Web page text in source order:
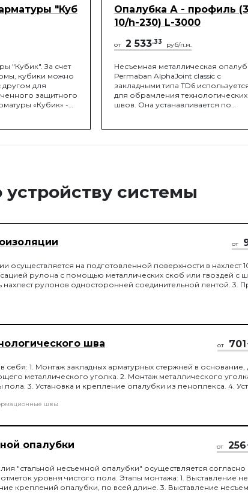
"Куб
"Кубик". За счет
кубики можно
другом для
защитного
«Кубик» -
корпуса
Опалубка А - профиль
10/h-230) L-3000
от 2 533.33 руб/п.м.
Несъемная металлическая
Permaban AlphaJoint classic с
закладными типа TD6
для обрамления технологических
швов. Она устанавливается по
соседними бетонными плитами и
обеспечивает движение плит
системы
от
осуществляется на подготовленной поверхности в нахлест
рулона с помощью металлических скоб или гвоздей с
рулонов односторонней соединительной лентой. 3.
шва от 701
себя: 1. Монтаж закладных арматурных стержней в основание,
металлического уголка. 2. Монтаж металлического
пола. 3. Установка и крепление опалубки из пеноплекса. 4.
швы
опалубки от 256
"стальной несъемной опалубки" осуществляется согласно
уровня чистого пола. Этапы монтажа: 1. Выставление
креплений опалубки, по всей длине. 3. Выставление